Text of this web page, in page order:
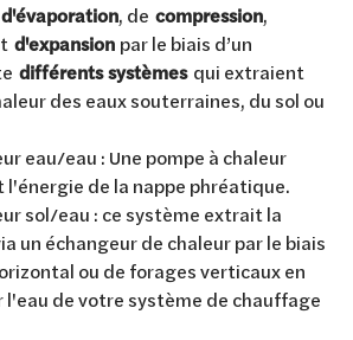
d'évaporation, de compression,
d'expansion par le biais d’un
différents systèmesqui extraient
des eaux souterraines, du sol ou
eau/eau : Une pompe à chaleur
de la nappe phréatique.
sol/eau : ce système extrait la
un échangeur de chaleur par le biais
ou de forages verticaux en
l'eau de votre système de chauffage